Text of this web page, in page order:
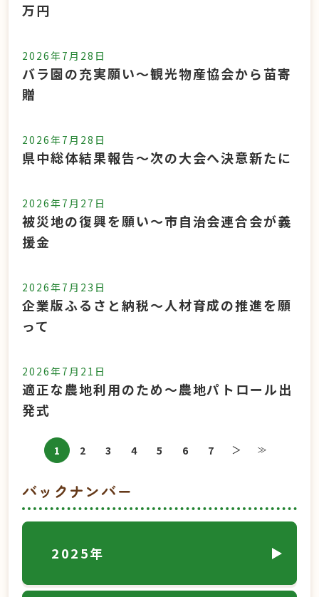
万円
2026年7月28日
バラ園の充実願い～観光物産協会から苗寄
贈
2026年7月28日
県中総体結果報告～次の大会へ決意新たに
2026年7月27日
被災地の復興を願い～市自治会連合会が義
援金
2026年7月23日
企業版ふるさと納税～人材育成の推進を願
って
2026年7月21日
適正な農地利用のため～農地パトロール出
発式
1 2 3 4 5 6 7 次のページ最後のペー
バックナンバー
2025年